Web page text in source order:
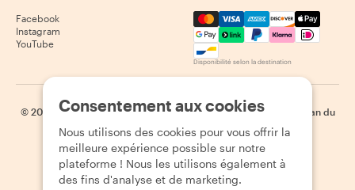
Facebook
Instagram
YouTube
Mastercard, Visa, Amex,
Disponibilité selon la destination
© 2026 Withlocals.com | Politique de confidentialité | Cookies
Plan du
site
Consentement aux cookies
Nous utilisons des cookies pour vous offrir la
meilleure expérience possible sur notre
plateforme ! Nous les utilisons également à
des fins d'analyse et de marketing.